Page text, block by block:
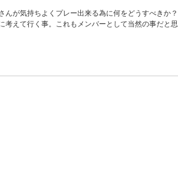
が気持ちよくプレー出来る為に何をどうすべきか？
えて行く事。これもメンバーとして当然の事だと思